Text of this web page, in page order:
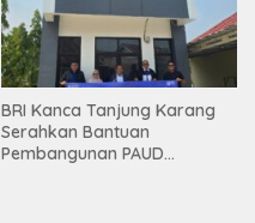
BRI Kanca Tanjung Karang
Serahkan Bantuan
Pembangunan PAUD